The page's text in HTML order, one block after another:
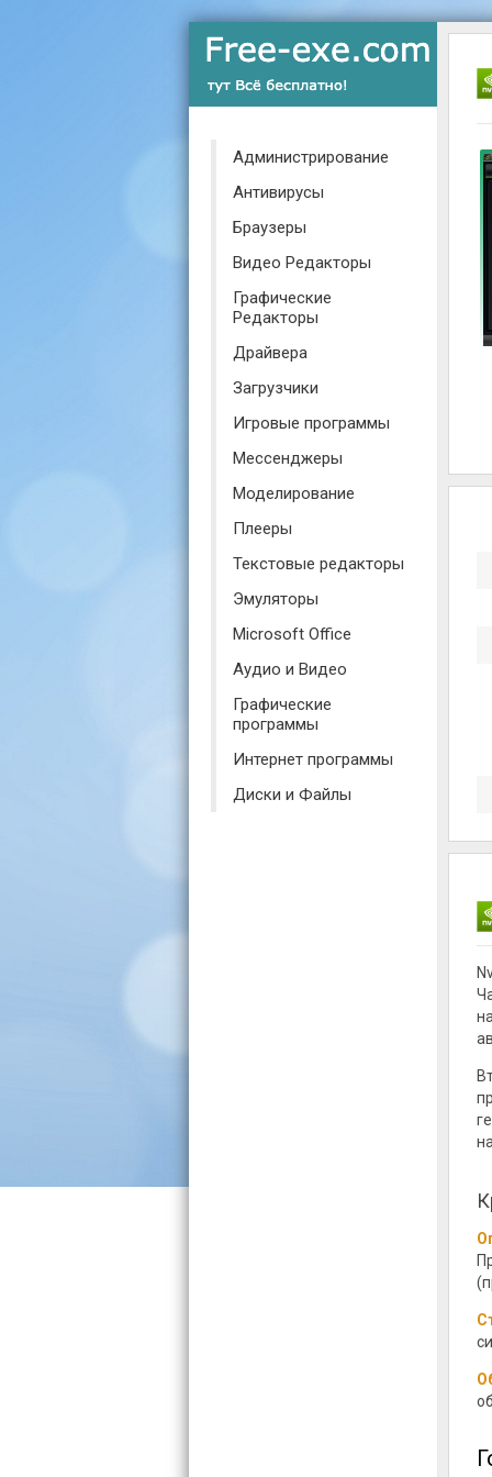
Администрирование
Антивирусы
Браузеры
Видео Редакторы
Графические
Редакторы
Драйвера
Загрузчики
Игровые программы
Мессенджеры
Моделирование
Плееры
Текстовые редакторы
Эмуляторы
Microsoft Office
Аудио и Видео
Графические
программы
Интернет программы
Диски и Файлы